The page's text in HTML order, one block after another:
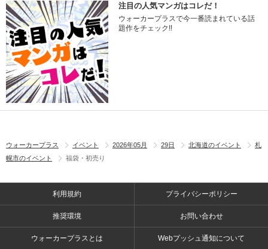
注目の人気マンガはコレだ！
ウォーカープラスで今一番読まれている話
題作をチェック!!
ウォーカープラス イベント 2026年05月 29日 北海道のイベント
札
幌市のイベント
福袋・初売り
利用規約 プライバシーポリシー
推奨環境 お問い合わせ
ウォーカープラスとは Webプッシュ通知について